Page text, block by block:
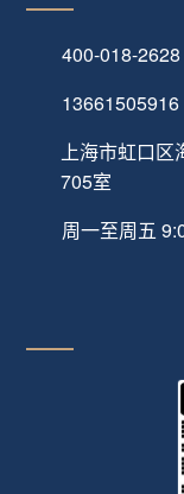
400-018-2628
13661505916
上海市虹口区
705室
周一至周五